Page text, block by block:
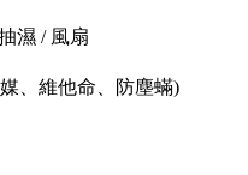
濕 / 風扇
、維他命、防塵蟎)